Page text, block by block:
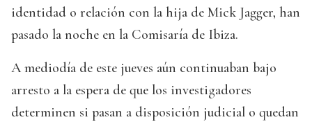
identidad o relación con la hija de Mick Jagger, han
pasado la noche en la Comisaría de Ibiza.
A mediodía de este jueves aún continuaban bajo
arresto a la espera de que los investigadores
determinen si pasan a disposición judicial o quedan